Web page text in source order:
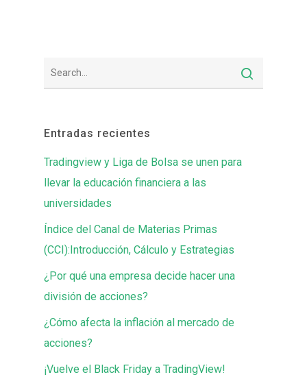
Entradas recientes
Tradingview y Liga de Bolsa se unen para
llevar la educación financiera a las
universidades
Índice del Canal de Materias Primas
(CCI):Introducción, Cálculo y Estrategias
¿Por qué una empresa decide hacer una
división de acciones?
¿Cómo afecta la inflación al mercado de
acciones?
¡Vuelve el Black Friday a TradingView!